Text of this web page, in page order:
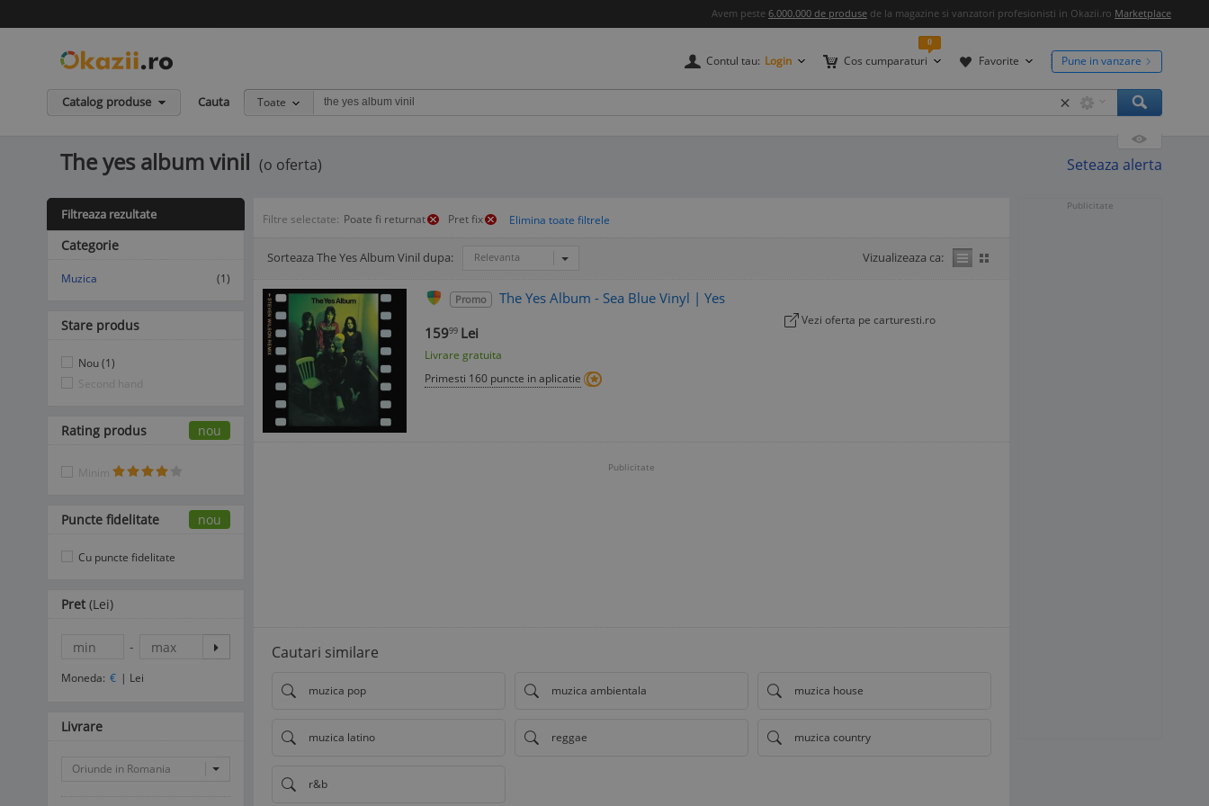
Avem peste 6.000.000 de produse de la magazine si vanzatori profesionisti in Okazii.ro Marketplace
Contul tau: Login Cos cumparaturi
0
Favorite Pune in vanzare
Catalog produse Cauta Toate ×
The yes album vinil (o oferta) Seteaza alerta
Filtre selectate: Poate fi returnat Pret fix
Sorteaza The Yes Album Vinil dupa: Relevanta Vizualizeaza ca:
Promo
The Yes Album - Sea Blue Vinyl | Yes
15999 Lei
Livrare gratuita
Primesti 160 puncte in aplicatie
Vezi oferta pe carturesti.ro
Publicitate
Cautari similare
muzica pop muzica ambientala muzica house
muzica latino reggae muzica country
r&b
Filtreaza rezultate
Categorie
Muzica (1)
Stare produs
Nou (1)
Second hand
Rating produs nou
Minim
Puncte fidelitate nou
Cu puncte fidelitate
Pret (Lei)
-
Moneda: € | Lei
Livrare
Oriunde in Romania
Publicitate